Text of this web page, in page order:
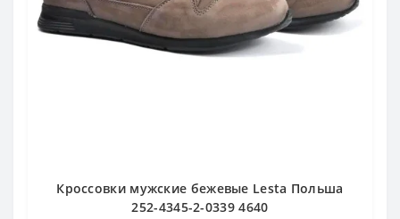
Кроссовки мужские бежевые Lesta Польша
252-4345-2-0339 4640